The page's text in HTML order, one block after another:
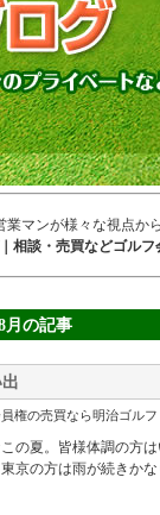
マンが様々な視点か
相談・売買などゴルフ
月 の記事
員権の売買なら明治ゴルフ
の夏。皆様体調の方は
京の方は雨が続きか